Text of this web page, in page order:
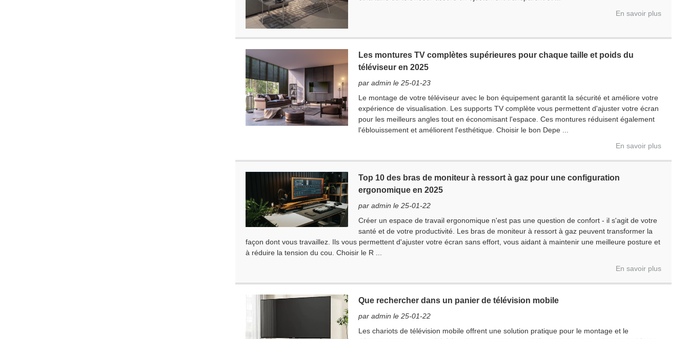
En savoir plus
Les montures TV complètes supérieures pour chaque taille et poids du
téléviseur en 2025
par admin le 25-01-23
Le montage de votre téléviseur avec le bon équipement garantit la sécurité et améliore votre
expérience de visualisation. Les supports TV complète vous permettent d'ajuster votre écran
pour les meilleurs angles tout en économisant l'espace. Ces montures réduisent également
l'éblouissement et améliorent l'esthétique. Choisir le bon Depe ...
En savoir plus
Top 10 des bras de moniteur à ressort à gaz pour une configuration
ergonomique en 2025
par admin le 25-01-22
Créer un espace de travail ergonomique n'est pas une question de confort - il s'agit de votre
santé et de votre productivité. Les bras de moniteur à ressort à gaz peuvent transformer la
façon dont vous travaillez. Ils vous permettent d'ajuster votre écran sans effort, vous aidant à maintenir une meilleure posture et
à réduire la tension du cou. Choisir le R ...
En savoir plus
Que rechercher dans un panier de télévision mobile
par admin le 25-01-22
Les chariots de télévision mobile offrent une solution pratique pour le montage et le
Soumettre une demande